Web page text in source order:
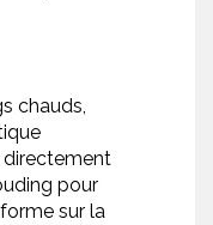
chauds,
pour
sur la